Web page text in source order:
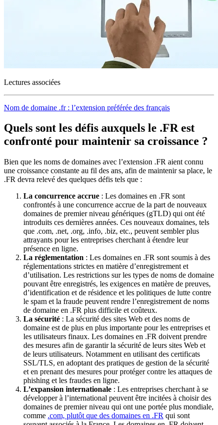
Lectures associées
Nom de domaine .fr : l’extension préférée des français
Quels sont les défis auxquels le .FR est
confronté pour maintenir sa croissance ?
Bien que les noms de domaines avec l’extension .FR aient connu
une croissance constante au fil des ans, afin de maintenir sa place, le
.FR devra relevé des quelques défis tels que :
La concurrence accrue : Les domaines en .FR sont
confrontés à une concurrence accrue de la part de nouveaux
domaines de premier niveau génériques (gTLD) qui ont été
introduits ces dernières années. Ces nouveaux domaines, tels
que .com, .net, .org, .info, .biz, etc., peuvent sembler plus
attrayants pour les entreprises cherchant à étendre leur
présence en ligne.
La réglementation : Les domaines en .FR sont soumis à des
réglementations strictes en matière d’enregistrement et
d’utilisation. Les restrictions sur les types de noms de domaine
pouvant être enregistrés, les exigences en matière de preuves,
d’identification et de résidence et les politiques de lutte contre
le spam et la fraude peuvent rendre l’enregistrement de noms
de domaine en .FR plus difficile et coûteux.
La sécurité : La sécurité des sites Web et des noms de
domaine est de plus en plus importante pour les entreprises et
les utilisateurs finaux. Les domaines en .FR doivent prendre
des mesures afin de garantir la sécurité de leurs sites Web et
de leurs utilisateurs. Notamment en utilisant des certificats
SSL/TLS, en adoptant des pratiques de gestion de la sécurité
et en prenant des mesures pour protéger contre les attaques de
phishing et les fraudes en ligne.
L’expansion internationale : Les entreprises cherchant à se
développer à l’international peuvent être incitées à choisir des
domaines de premier niveau qui ont une portée plus mondiale,
comme .com, plutôt que des domaines en .FR qui sont